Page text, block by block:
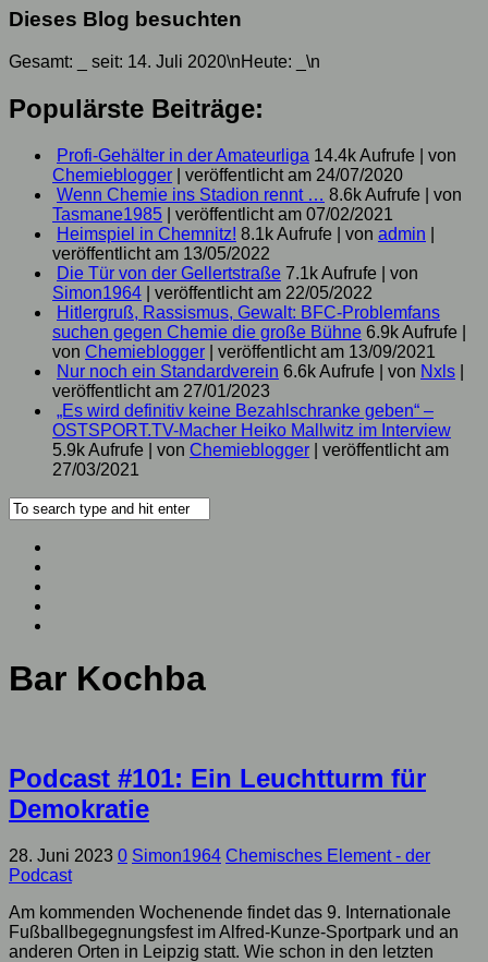
Dieses Blog besuchten
Gesamt: seit: 14. Juli 2020\nHeute: \n
Populärste Beiträge:
Profi-Gehälter in der Amateurliga 14.4k Aufrufe
von
Chemieblogger
veröffentlicht am 24/07/2020
Wenn Chemie ins Stadion rennt … 8.6k Aufrufe
von
Tasmane1985
veröffentlicht am 07/02/2021
Heimspiel in Chemnitz! 8.1k Aufrufe von admin
veröffentlicht am 13/05/2022
Die Tür von der Gellertstraße 7.1k Aufrufe
von
Simon1964
veröffentlicht am 22/05/2022
Hitlergruß, Rassismus, Gewalt: BFC-Problemfans
suchen gegen Chemie die große Bühne 6.9k Aufrufe
von Chemieblogger
veröffentlicht am 13/09/2021
Nur noch ein Standardverein 6.6k Aufrufe von Nxls
veröffentlicht am 27/01/2023
„Es wird definitiv keine Bezahlschranke geben“ –
OSTSPORT.TV-Macher Heiko Mallwitz im Interview
5.9k Aufrufe
von Chemieblogger
veröffentlicht am
27/03/2021
Bar Kochba
Podcast #101: Ein Leuchtturm für
Demokratie
28. Juni 2023 0 Simon1964 Chemisches Element - der
Podcast
Am kommenden Wochenende findet das 9. Internationale
Fußballbegegnungsfest im Alfred-Kunze-Sportpark und an
anderen Orten in Leipzig statt. Wie schon in den letzten